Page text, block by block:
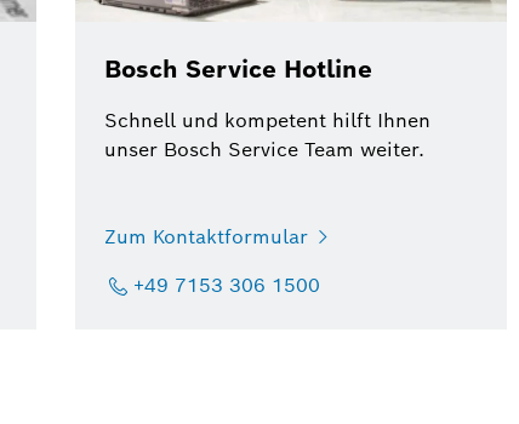
Bosch Service Hotline
Schnell und kompetent hilft Ihnen
unser Bosch Service Team weiter.
Zum Kontaktformular
+49 7153 306 1500